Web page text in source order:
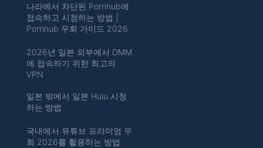
나라에서 차단된 Pornhub에
접속하고 시청하는 방법 |
Pornhub 우회 가이드 2026
2026년 일본 외부에서 DMM
에 접속하기 위한 최고의
VPN
일본 밖에서 일본 Hulu 시청
하는 방법
국내에서 유튜브 프리미엄 우
회 2026를 활용하는 방법